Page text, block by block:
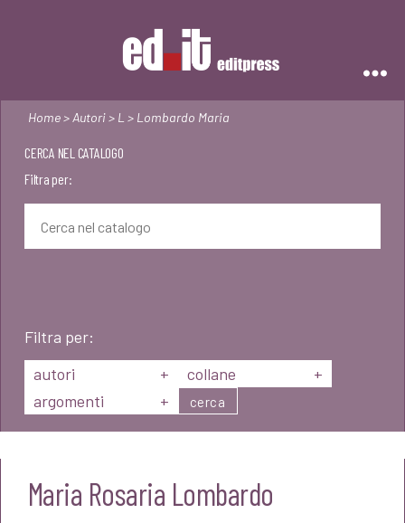
Home> Autori> L > Lombardo Maria
CERCA NEL CATALOGO
Filtra per:
Filtra per:
autori
+ collane
+
argomenti
+ cerca
Maria Rosaria Lombardo